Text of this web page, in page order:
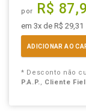
por R$
em 3x de R$ 29,31
ADICIONAR AO
* Desconto não
P.A.P., Cliente Fiel